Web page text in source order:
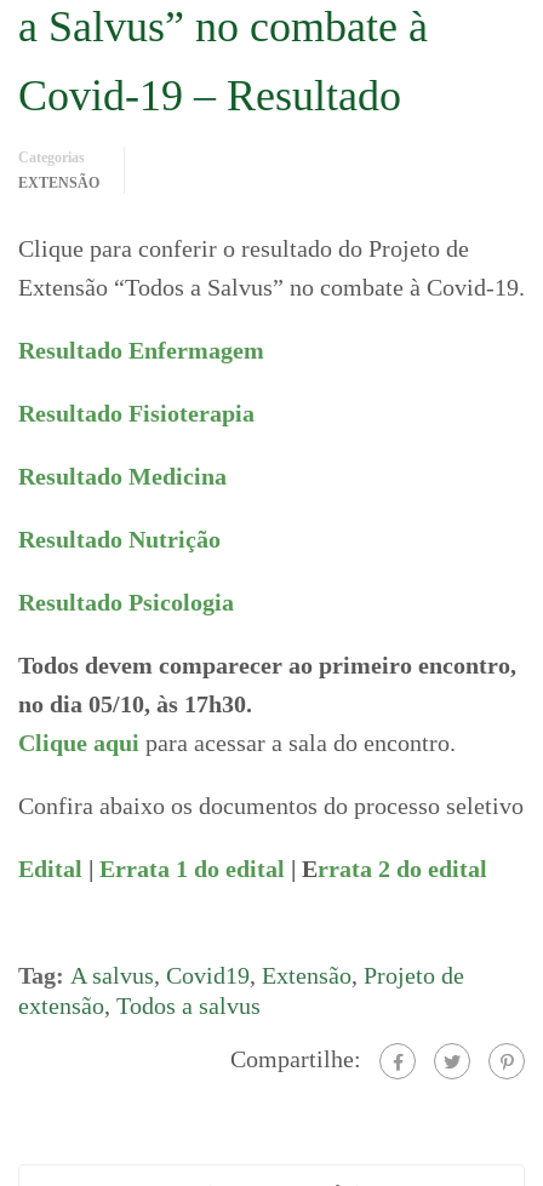
a Salvus” no combate à
Covid-19 – Resultado
Categorias
EXTENSÃO
Clique para conferir o resultado do Projeto de
Extensão “Todos a Salvus” no combate à Covid-19.
Resultado Enfermagem
Resultado Fisioterapia
Resultado Medicina
Resultado Nutrição
Resultado Psicologia
Todos devem comparecer ao primeiro encontro,
no dia 05/10, às 17h30.
Clique aqui para acessar a sala do encontro.
Confira abaixo os documentos do processo seletivo
Edital | Errata 1 do edital | Errata 2 do edital
Tag: A salvus, Covid19, Extensão, Projeto de
extensão, Todos a salvus
Compartilhe: